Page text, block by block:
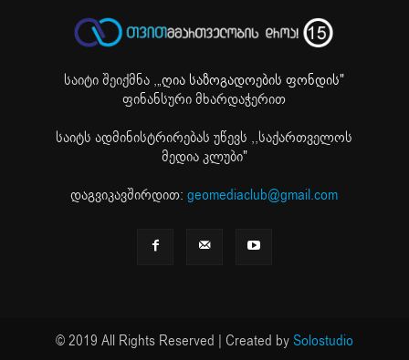
საიტი შეიქმნა ,„ღია საზოგადოების ფონდის"
ფინანსური მხარდაჭერით
საიტს ადმინისტრირებას უწევს ,,საქართველოს
მედია კლუბი"
დაგვიკავშირდით:geomediaclub@gmail.com
© 2019 All Rights Reserved | Created bySolostudio